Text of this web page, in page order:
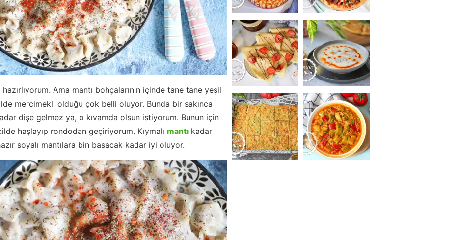
Ama mantı bohçalarının içinde tane tane yeşil
mercimekli olduğu çok belli oluyor. Bunda bir sakınca
dişe gelmez ya, o kıvamda olsun istiyorum. Bunun için
haşlayıp rondodan geçiriyorum. Kıymalı mantı kadar
soyalı mantılara bin basacak kadar iyi oluyor.